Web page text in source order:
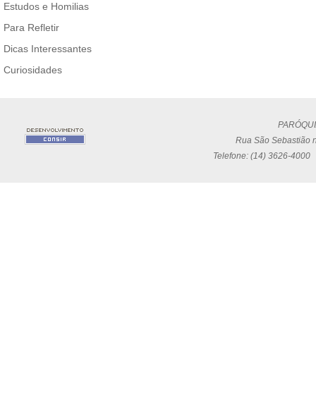
Estudos e Homilias
Para Refletir
Dicas Interessantes
Curiosidades
Rua São Sebastião
Telefone: (14) 3626-